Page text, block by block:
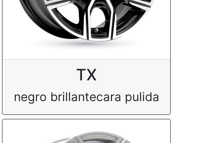
TX
negro brillantecara pulida